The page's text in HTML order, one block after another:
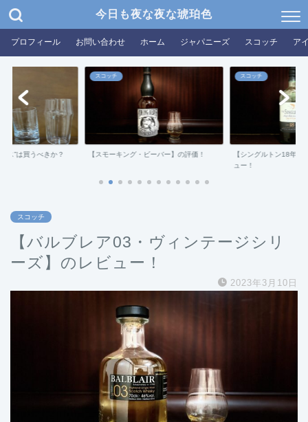
今日も夜な夜な琥珀色
プロフィール お問い合わせ ホーム ジャパニーズ スコッチ ア
グ・ビーバー】の評価！
スコッチ
【シングルトン18年ダフタウン】のレビ
ジャパニーズ
【ドンキ限定・
スコッチ
【バルブレア03・ヴィンテージシリ
ーズ】のレビュー！
2023年3月10日